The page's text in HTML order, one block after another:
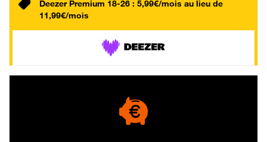
Deezer Premium 18-26 : 5,99€/mois au lieu de
11,99€/mois